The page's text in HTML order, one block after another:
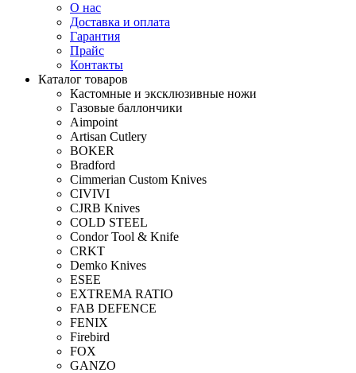
О нас
Доставка и оплата
Гарантия
Прайс
Контакты
Каталог товаров
Кастомные и эксклюзивные ножи
Газовые баллончики
Aimpoint
Artisan Cutlery
BOKER
Bradford
Cimmerian Custom Knives
CIVIVI
CJRB Knives
COLD STEEL
Condor Tool & Knife
CRKT
Demko Knives
ESEE
EXTREMA RATIO
FAB DEFENCE
FENIX
Firebird
FOX
GANZO